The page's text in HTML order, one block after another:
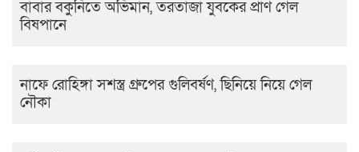
বাবার বকুনিতে অভিমান, তরতাজা যুবকের প্রাণ গেল
বিষপানে
নাফে রোহিঙ্গা সশস্ত্র গ্রুপের গুলিবর্ষণ, ছিনিয়ে নিয়ে গেল
নৌকা